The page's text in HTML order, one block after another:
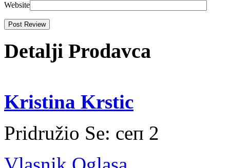
Website
Detalji Prodavca
Kristina Krstic
Pridružio Se: сеп 2